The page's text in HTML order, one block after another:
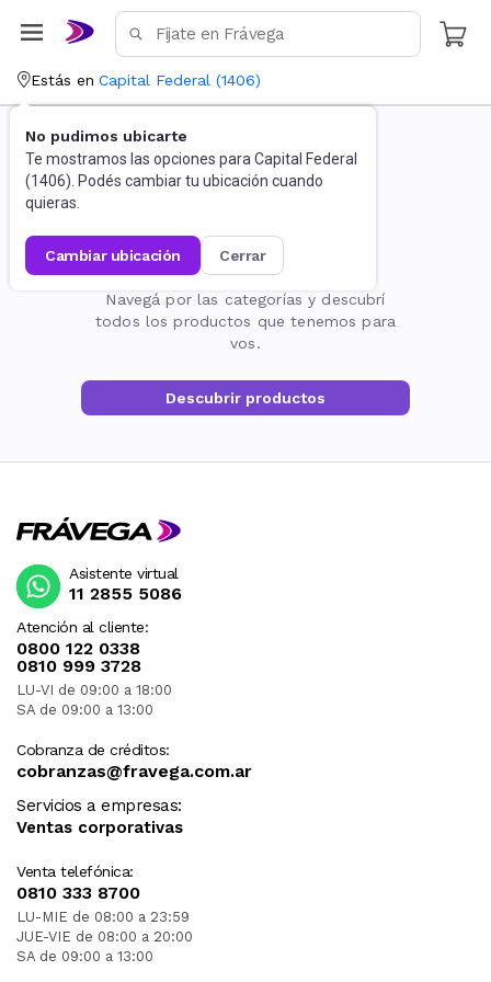
Estás en Capital Federal (1406)
No pudimos ubicarte
Te mostramos las opciones para Capital Federal
(1406). Podés cambiar tu ubicación cuando
quieras.
cambiar ubicación cerrar
La página no existe
Navegá por las categorías y descubrí
todos los productos que tenemos para
vos.
Descubrir productos
Atención al cliente:
0800 122 0338
0810 999 3728
LU-VI de 09:00 a 18:00
SA de 09:00 a 13:00
Cobranza de créditos:
cobranzas@fravega.com.ar
Servicios a empresas:
Ventas corporativas
Venta telefónica:
0810 333 8700
LU-MIE de 08:00 a 23:59
JUE-VIE de 08:00 a 20:00
SA de 09:00 a 13:00
Asistente virtual
11 2855 5086